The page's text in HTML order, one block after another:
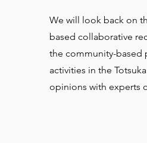
We will look back on
based collaborative
the community-based
activities in the
opinions with experts